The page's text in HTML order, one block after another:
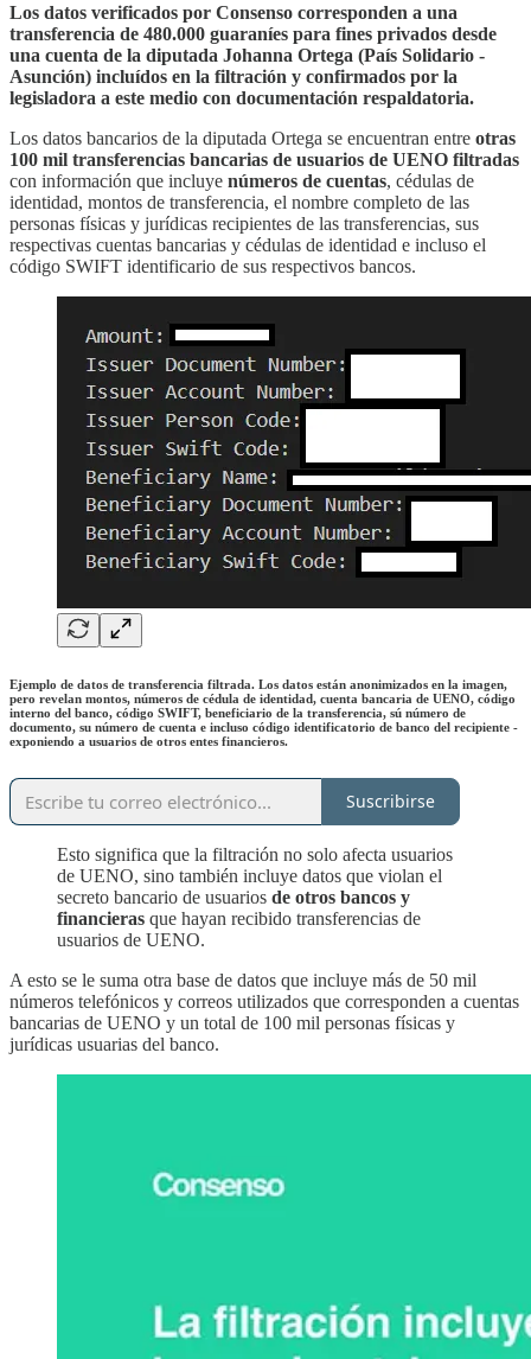
Los datos verificados por Consenso corresponden a una
transferencia de 480.000 guaraníes para fines privados desde
una cuenta de la diputada Johanna Ortega (País Solidario -
Asunción) incluídos en la filtración y confirmados por la
legisladora a este medio con documentación respaldatoria.
Los datos bancarios de la diputada Ortega se encuentran entre otras
100 mil transferencias bancarias de usuarios de UENO filtradas
con información que incluye números de cuentas, cédulas de
identidad, montos de transferencia, el nombre completo de las
personas físicas y jurídicas recipientes de las transferencias, sus
respectivas cuentas bancarias y cédulas de identidad e incluso el
código SWIFT identificario de sus respectivos bancos.
Ejemplo de datos de transferencia filtrada. Los datos están anonimizados en la imagen,
pero revelan montos, números de cédula de identidad, cuenta bancaria de UENO, código
interno del banco, código SWIFT, beneficiario de la transferencia, sú número de
documento, su número de cuenta e incluso código identificatorio de banco del recipiente -
exponiendo a usuarios de otros entes financieros.
Suscribirse
Esto significa que la filtración no solo afecta usuarios
de UENO, sino también incluye datos que violan el
secreto bancario de usuarios de otros bancos y
financieras que hayan recibido transferencias de
usuarios de UENO.
A esto se le suma otra base de datos que incluye más de 50 mil
números telefónicos y correos utilizados que corresponden a cuentas
bancarias de UENO y un total de 100 mil personas físicas y
jurídicas usuarias del banco.